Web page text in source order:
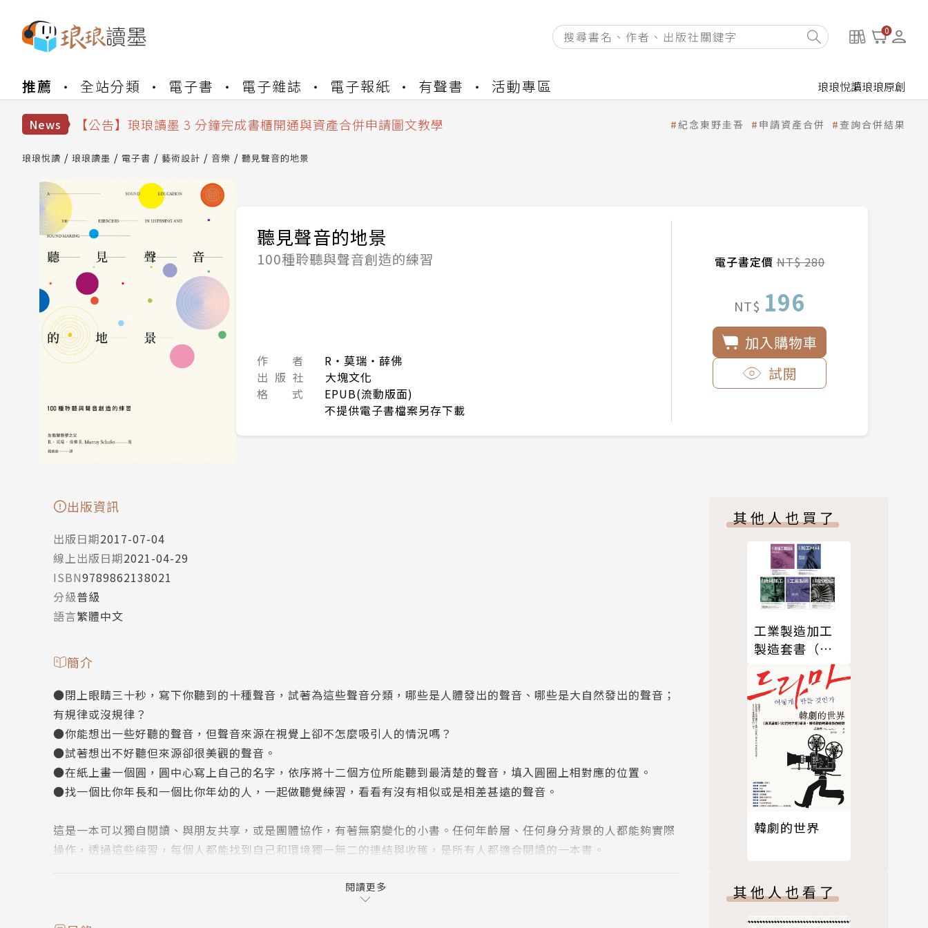
0
推薦 全站分類 電子書 電子雜誌 電子報紙 有聲書 活動專區 琅琅悅讀琅琅原創
News
【公告】琅琅讀墨數位閱讀資產合併與書櫃開通申請
【公告】琅琅讀墨 3 分鐘完成書櫃開通與資產合併申請圖文教學
【公告】琅琅讀墨數位閱讀資產合併與書櫃開通申請
紀念東野圭吾 申請資產合併 查詢合併結果
琅琅悅讀 琅琅讀墨 電子書 藝術設計 音樂 聽見聲音的地景
聽見聲音的地景
100種聆聽與聲音創造的練習
作 者
R・莫瑞・薛佛
出 版 社
大塊文化
格 式
EPUB(流動版面)
不提供電子書檔案另存下載
電子書定價NT$ 280
NT$ 196
加入購物車
試閱
出版資訊
出版日期2017-07-04
線上出版日期2021-04-29
ISBN9789862138021
分級普級
語言繁體中文
簡介
●閉上眼睛三十秒，寫下你聽到的十種聲音，試著為這些聲音分類，哪些是人體發出的聲音、哪些是大自然發出的聲音；
有規律或沒規律？
●你能想出一些好聽的聲音，但聲音來源在視覺上卻不怎麼吸引人的情況嗎？
●試著想出不好聽但來源卻很美觀的聲音。
●在紙上畫一個圓，圓中心寫上自己的名字，依序將十二個方位所能聽到最清楚的聲音，填入圓圈上相對應的位置。
●找一個比你年長和一個比你年幼的人，一起做聽覺練習，看看有沒有相似或是相差甚遠的聲音。
這是一本可以獨自閱讀、與朋友共享，或是團體協作，有著無窮變化的小書。任何年齡層、任何身分背景的人都能夠實際
操作，透過這些練習，每個人都能找到自己和環境獨一無二的連結與收穫，是所有人都適合閱讀的一本書。
閱讀更多
其他人也買了
工業製造加工
製造套書（共
五冊）
韓劇的世界
其他人也看了